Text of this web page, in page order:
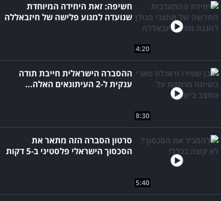
4:20
חשיפה: זאת היחידה המיוחדת
שנועדה למנוע פלישה של חיזבאללה
8:30
ההסברה הישראלית חייבת תודה
ענקית ל-2 העיתונאים האלה...
5:40
סרטון הסברה הזה מתאר את
הסכסוך הישראלי פלסטיני ב-5 דקות